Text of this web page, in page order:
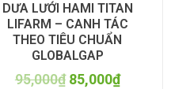
DƯA LƯỚI HAMI TITAN
LIFARM – CANH TÁC
THEO TIÊU CHUẨN
GLOBALGAP
95,000₫ 85,000₫